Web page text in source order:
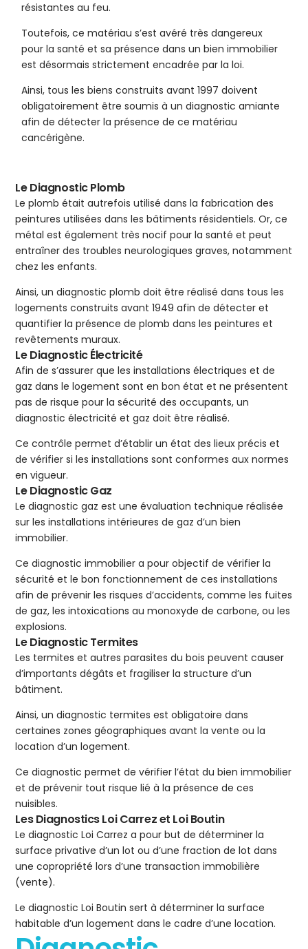
résistantes au feu.
Toutefois, ce matériau s’est avéré très dangereux
pour la santé et sa présence dans un bien immobilier
est désormais strictement encadrée par la loi.
Ainsi, tous les biens construits avant 1997 doivent
obligatoirement être soumis à un diagnostic amiante
afin de détecter la présence de ce matériau
cancérigène.
Le Diagnostic Plomb
Le plomb était autrefois utilisé dans la fabrication des
peintures utilisées dans les bâtiments résidentiels. Or, ce
métal est également très nocif pour la santé et peut
entraîner des troubles neurologiques graves, notamment
chez les enfants.
Ainsi, un diagnostic plomb doit être réalisé dans tous les
logements construits avant 1949 afin de détecter et
quantifier la présence de plomb dans les peintures et
revêtements muraux.
Le Diagnostic Électricité
Afin de s’assurer que les installations électriques et de
gaz dans le logement sont en bon état et ne présentent
pas de risque pour la sécurité des occupants, un
diagnostic électricité et gaz doit être réalisé.
Ce contrôle permet d’établir un état des lieux précis et
de vérifier si les installations sont conformes aux normes
en vigueur.
Le Diagnostic Gaz
Le diagnostic gaz est une évaluation technique réalisée
sur les installations intérieures de gaz d’un bien
immobilier.
Ce diagnostic immobilier a pour objectif de vérifier la
sécurité et le bon fonctionnement de ces installations
afin de prévenir les risques d’accidents, comme les fuites
de gaz, les intoxications au monoxyde de carbone, ou les
explosions.
Le Diagnostic Termites
Les termites et autres parasites du bois peuvent causer
d’importants dégâts et fragiliser la structure d’un
bâtiment.
Ainsi, un diagnostic termites est obligatoire dans
certaines zones géographiques avant la vente ou la
location d’un logement.
Ce diagnostic permet de vérifier l’état du bien immobilier
et de prévenir tout risque lié à la présence de ces
nuisibles.
Les Diagnostics Loi Carrez et Loi Boutin
Le diagnostic Loi Carrez a pour but de déterminer la
surface privative d’un lot ou d’une fraction de lot dans
une copropriété lors d’une transaction immobilière
(vente).
Le diagnostic Loi Boutin sert à déterminer la surface
habitable d’un logement dans le cadre d’une location.